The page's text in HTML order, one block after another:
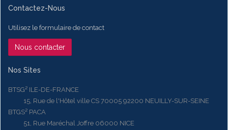
Contactez-Nous
Utilisez le formulaire de contact
Nous contacter
Nos Sites
BTSG² ILE-DE-FRANCE
15, Rue de l'Hôtel ville CS 70005 92200 NEUILLY-SUR-SEINE
BTGS² PACA
51, Rue Maréchal Joffre 06000 NICE